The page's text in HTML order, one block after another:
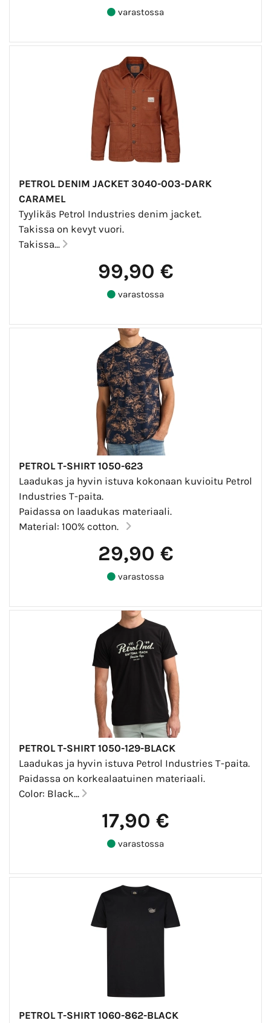
varastossa
PETROL DENIM JACKET 3040-003-DARK
CARAMEL
Tyylikäs Petrol Industries denim jacket.
Takissa on kevyt vuori.
Takissa...
99,90 €
varastossa
PETROL T-SHIRT 1050-623
Laadukas ja hyvin istuva kokonaan kuvioitu Petrol
Industries T-paita.
Paidassa on laadukas materiaali.
Material: 100% cotton.
29,90 €
varastossa
PETROL T-SHIRT 1050-129-BLACK
Laadukas ja hyvin istuva Petrol Industries T-paita.
Paidassa on korkealaatuinen materiaali.
Color: Black...
17,90 €
varastossa
PETROL T-SHIRT 1060-862-BLACK